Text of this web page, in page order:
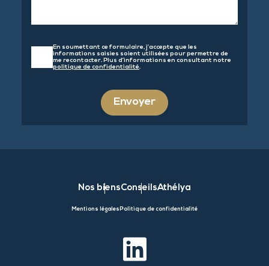
En soumettant ce formulaire, j’accepte que les
informations saisies soient utilisées pour permettre de
me recontacter. Plus d’informations en consultant notre
politique de confidentialité.
Envoyer
Nos biensConseilsAthélya
Mentions légales Politique de confidentialité